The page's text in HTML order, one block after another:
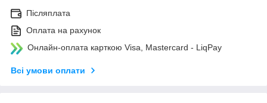
Післяплата
Оплата на рахунок
Онлайн-оплата карткою Visa, Mastercard - LiqPay
Всі умови оплати